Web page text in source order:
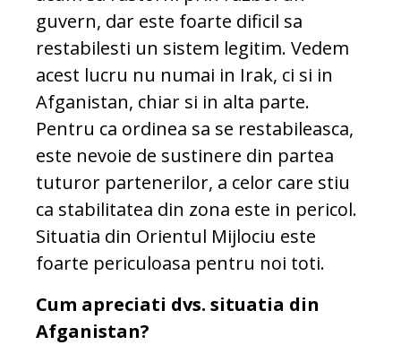
guvern, dar este foarte dificil sa
restabilesti un sistem legitim. Vedem
acest lucru nu numai in Irak, ci si in
Afganistan, chiar si in alta parte.
Pentru ca ordinea sa se restabileasca,
este nevoie de sustinere din partea
tuturor partenerilor, a celor care stiu
ca stabilitatea din zona este in pericol.
Situatia din Orientul Mijlociu este
foarte periculoasa pentru noi toti.
Cum apreciati dvs. situatia din
Afganistan?